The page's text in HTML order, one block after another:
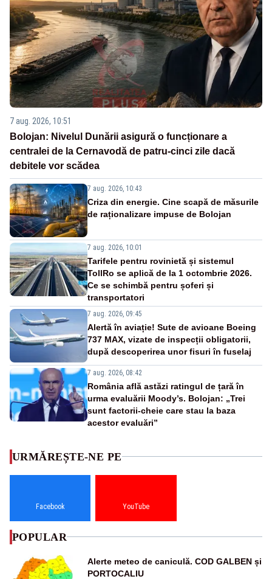
7 aug. 2026, 10:51
Bolojan: Nivelul Dunării asigură o funcționare a
centralei de la Cernavodă de patru-cinci zile dacă
debitele vor scădea
7 aug. 2026, 10:43
Criza din energie. Cine scapă de măsurile
de raționalizare impuse de Bolojan
7 aug. 2026, 10:01
Tarifele pentru rovinietă și sistemul
TollRo se aplică de la 1 octombrie 2026.
Ce se schimbă pentru șoferi și
transportatori
7 aug. 2026, 09:45
Alertă în aviație! Sute de avioane Boeing
737 MAX, vizate de inspecții obligatorii,
după descoperirea unor fisuri în fuselaj
7 aug. 2026, 08:42
România află astăzi ratingul de țară în
urma evaluării Moody’s. Bolojan: „Trei
sunt factorii-cheie care stau la baza
acestor evaluări”
URMĂREȘTE-NE PE
Facebook YouTube
POPULAR
Alerte meteo de caniculă. COD GALBEN și
PORTOCALIU